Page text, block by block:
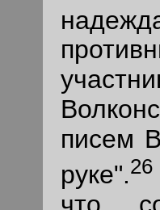
писем
руке".26